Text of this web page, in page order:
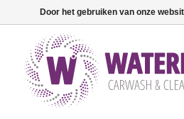
Door het gebruiken van onze